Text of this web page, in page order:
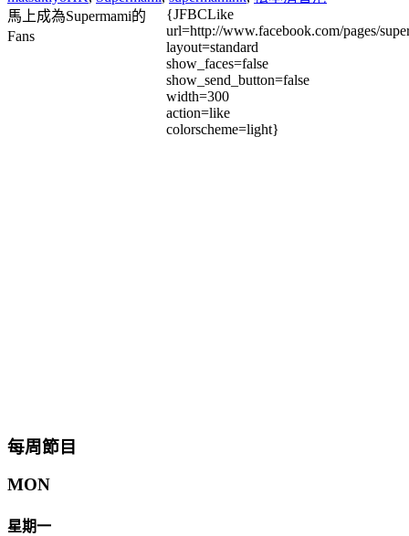
馬上成為Supermami的
Fans
{JFBCLike
url=http://www.facebook.com/pages/
layout=standard
show_faces=false
show_send_button=false
width=300
action=like
colorscheme=light}
每周節目
MON
星期一